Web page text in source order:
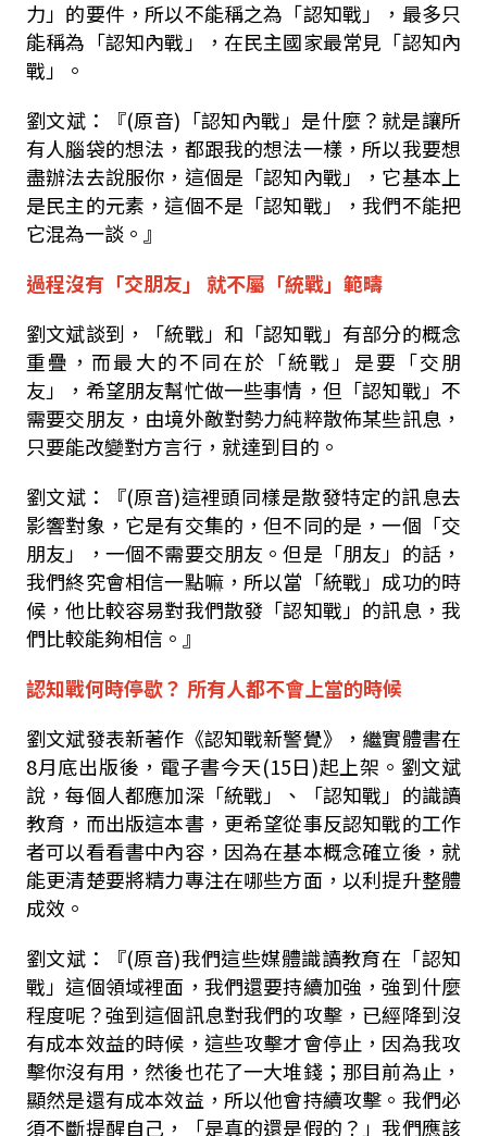
力」的要件，所以不能稱之為「認知戰」，最多只
能稱為「認知內戰」，在民主國家最常見「認知內
戰」。
劉文斌：『(原音) 「認知內戰」是什麼？就是讓所
有人腦袋的想法，都跟我的想法一樣，所以我要想
盡辦法去說服你，這個是「認知內戰」，它基本上
是民主的元素，這個不是「認知戰」，我們不能把
它混為一談。』
過程沒有「交朋友」 就不屬「統戰」範疇
劉文斌談到，「統戰」和「認知戰」有部分的概念
重疊，而最大的不同在於「統戰」是要「交朋
友」，希望朋友幫忙做一些事情，但「認知戰」不
需要交朋友，由境外敵對勢力純粹散佈某些訊息，
只要能改變對方言行，就達到目的。
劉文斌：『(原音)這裡頭同樣是散發特定的訊息去
影響對象，它是有交集的，但不同的是，一個「交
朋友」，一個不需要交朋友。但是「朋友」的話，
我們終究會相信一點嘛，所以當「統戰」成功的時
候，他比較容易對我們散發「認知戰」的訊息，我
們比較能夠相信。』
認知戰何時停歇？ 所有人都不會上當的時候
劉文斌發表新著作《認知戰新警覺》，繼實體書在
8月底出版後，電子書今天(15日)起上架。劉文斌
說，每個人都應加深「統戰」、「認知戰」的識讀
教育，而出版這本書， 更希望從事反認知戰的工作
者可以看看書中內容，因為在基本概念確立後，就
能更清楚要將精力專注在哪些方面，以利提升整體
成效。
劉文斌：『(原音)我們這些媒體識讀教育在「認知
戰」這個領域裡面，我們還要持續加強，強到什麼
程度呢？強到這個訊息對我們的攻擊，已經降到沒
有成本效益的時候，這些攻擊才會停止，因為我攻
擊你沒有用，然後也花了一大堆錢；那目前為止，
顯然是還有成本效益，所以他會持續攻擊。我們必
須不斷提醒自己，「是真的還是假的？」我們應該